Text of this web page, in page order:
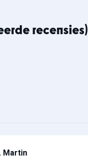
recensies)
Martin